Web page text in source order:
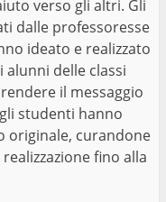
verso gli altri. Gli
dalle professoresse
ideato e realizzato
delle classi
il messaggio
studenti hanno
originale, curandone
fino alla